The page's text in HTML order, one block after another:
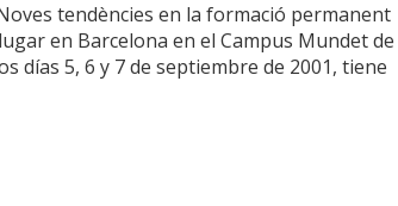
tendències en la formació permanent
en Barcelona en el Campus Mundet de
días 5, 6 y 7 de septiembre de 2001, tiene